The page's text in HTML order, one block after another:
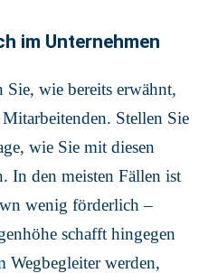
im Unternehmen
wie bereits erwähnt,
Stellen Sie
wie Sie mit diesen
In den meisten Fällen ist
wenig förderlich –
schafft hingegen
Wegbegleiter werden,